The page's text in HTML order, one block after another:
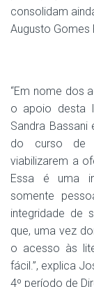
consolidam
Augusto Gomes
“Em nome dos
o apoio desta
Sandra
do curso de
viabilizarem a
Essa é uma
somente
integridade de
que, uma vez
o acesso às
fácil.”, explica
4º período de